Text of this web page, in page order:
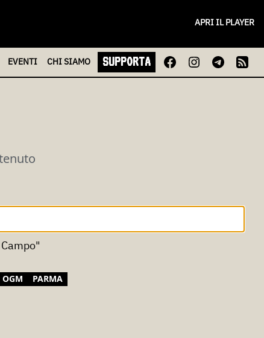
APRI IL PLAYER
EVENTI CHISIAMO SUPPORTA
OGM PARMA